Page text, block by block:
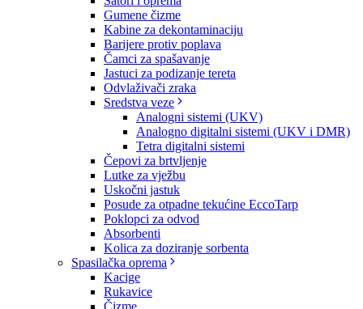
Gumene čizme
Kabine za dekontaminaciju
Barijere protiv poplava
Čamci za spašavanje
Jastuci za podizanje tereta
Odvlaživači zraka
Sredstva veze
Analogni sistemi (UKV)
Analogno digitalni sistemi (UKV i DMR)
Tetra digitalni sistemi
Čepovi za brtvljenje
Lutke za vježbu
Uskočni jastuk
Posude za otpadne tekućine EccoTarp
Poklopci za odvod
Absorbenti
Kolica za doziranje sorbenta
Spasilačka oprema
Kacige
Rukavice
Čizme